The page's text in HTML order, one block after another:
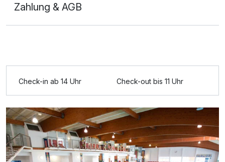
Familienzimmer
Zahlung & AGB
Check-in ab 14 Uhr Check-out bis 11 Uhr